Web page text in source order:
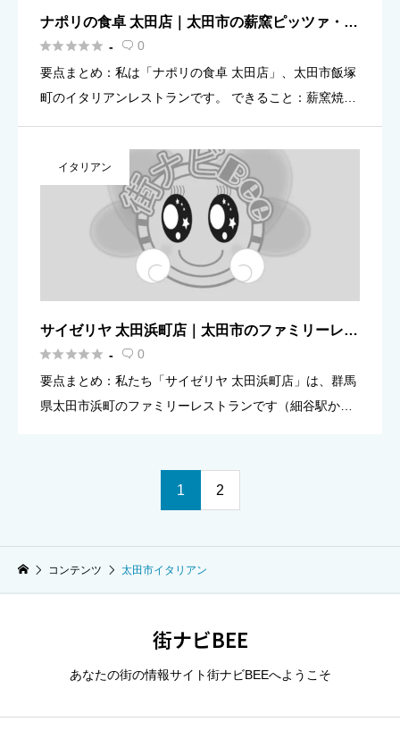
ナポリの食卓 太田店｜太田市の薪窯ピッツァ・イ
タリアン
 -  0
要点まとめ：私は「ナポリの食卓 太田店」、太田市飯塚
町のイタリアンレストランです。 できること：薪窯焼き
楽しめます。 営業時間：11:00〜22:00（目安）／ラスト
オー […]
イタリアン
サイゼリヤ 太田浜町店｜太田市のファミリーレス
トラン
 -  0
要点まとめ：私たち「サイゼリヤ 太田浜町店」は、群馬
県太田市浜町のファミリーレストランです（細谷駅から
1 2
コンテンツ 太田市イタリアン
街ナビBEE
あなたの街の情報サイト街ナビBEEへようこそ